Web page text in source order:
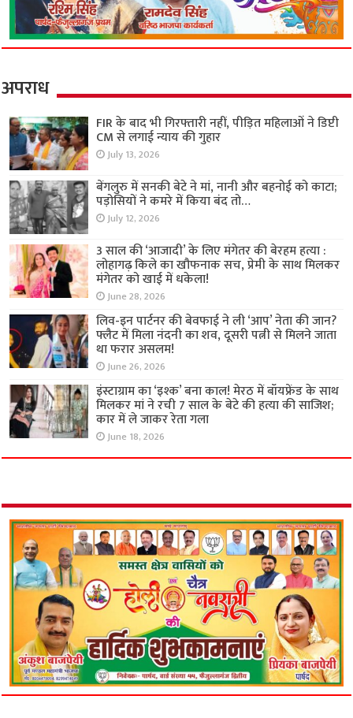
अपराध
FIR के बाद भी गिरफ्तारी नहीं, पीड़ित महिलाओं ने डिप्टी
CM से लगाई न्याय की गुहार
July 13, 2026
बेंगलुरु में सनकी बेटे ने मां, नानी और बहनोई को काटा;
पड़ोसियों ने कमरे में किया बंद तो…
July 12, 2026
3 साल की ‘आजादी’ के लिए मंगेतर की बेरहम हत्या :
लोहागढ़ किले का खौफनाक सच, प्रेमी के साथ मिलकर
मंगेतर को खाई में धकेला!
June 28, 2026
लिव-इन पार्टनर की बेवफाई ने ली ‘आप’ नेता की जान?
फ्लैट में मिला नंदनी का शव, दूसरी पत्नी से मिलने जाता
था फरार असलम!
June 26, 2026
इंस्टाग्राम का ‘इश्क’ बना काल! मेरठ में बॉयफ्रेंड के साथ
मिलकर मां ने रची 7 साल के बेटे की हत्या की साजिश;
कार में ले जाकर रेता गला
June 18, 2026